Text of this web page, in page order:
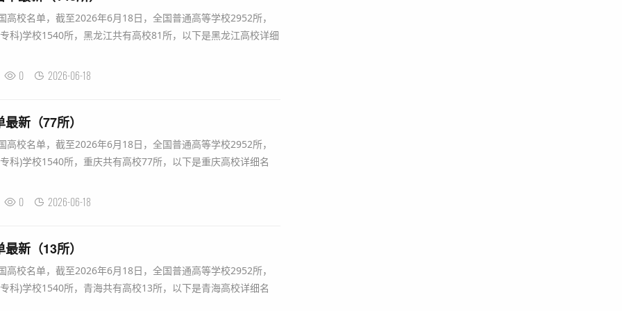
校名单，截至2026年6月18日，全国普通高等学校2952所，
科)学校1540所，黑龙江共有高校81所，以下是黑龙江高校详细
0 2026-06-18
新（77所）
校名单，截至2026年6月18日，全国普通高等学校2952所，
科)学校1540所，重庆共有高校77所，以下是重庆高校详细名
0 2026-06-18
新（13所）
校名单，截至2026年6月18日，全国普通高等学校2952所，
科)学校1540所，青海共有高校13所，以下是青海高校详细名